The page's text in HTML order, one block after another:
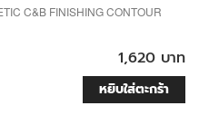
C&B FINISHING CONTOUR
1,620 บาท
หยิบใส่ตะกร้า